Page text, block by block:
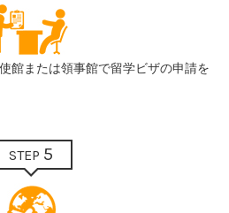
館または領事館で留学ビザの申請を
STEP 5